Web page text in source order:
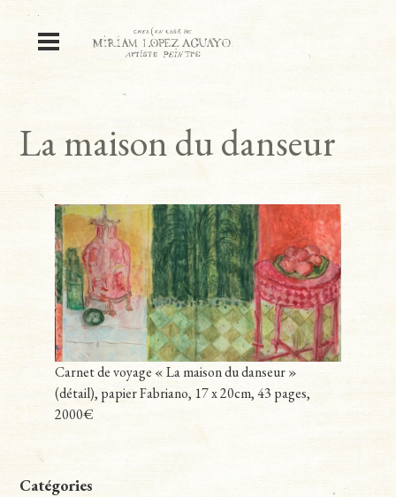
La maison du danseur
Carnet de voyage « La maison du danseur »
(détail), papier Fabriano, 17 x 20cm, 43 pages,
2000€
Catégories